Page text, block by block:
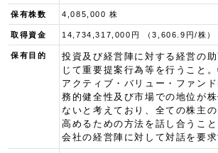
保有株数 4,085,000 株
取得資金 14,734,317,000円 （3,606.9円/株）
保有目的
投資及び経営陣に対する経営の
じて重要提案行為等を行うこと
アクティブ・バリュー・ファン
務的健全性及び市場での地位が
ないと考えており、全ての株主
高めるための方法を話し合うこ
会社の経営陣に対して対話を要求